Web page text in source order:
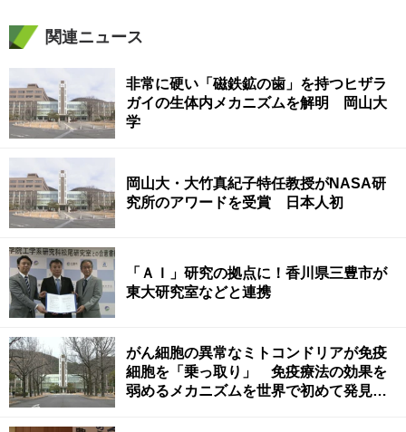
関連ニュース
非常に硬い「磁鉄鉱の歯」を持つヒザラ
ガイの生体内メカニズムを解明 岡山大
学
岡山大・大竹真紀子特任教授がNASA研
究所のアワードを受賞 日本人初
「ＡＩ」研究の拠点に！香川県三豊市が
東大研究室などと連携
がん細胞の異常なミトコンドリアが免疫
細胞を「乗っ取り」 免疫療法の効果を
弱めるメカニズムを世界で初めて発見